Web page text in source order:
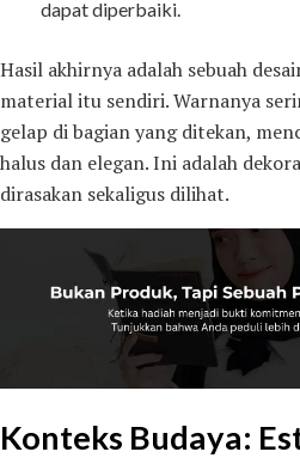
dapat diperbaiki.
Hasil akhirnya adalah sebuah
material itu sendiri. Warnanya
gelap di bagian yang ditekan,
halus dan elegan. Ini adalah
dirasakan sekaligus dilihat.
Konteks Budaya: